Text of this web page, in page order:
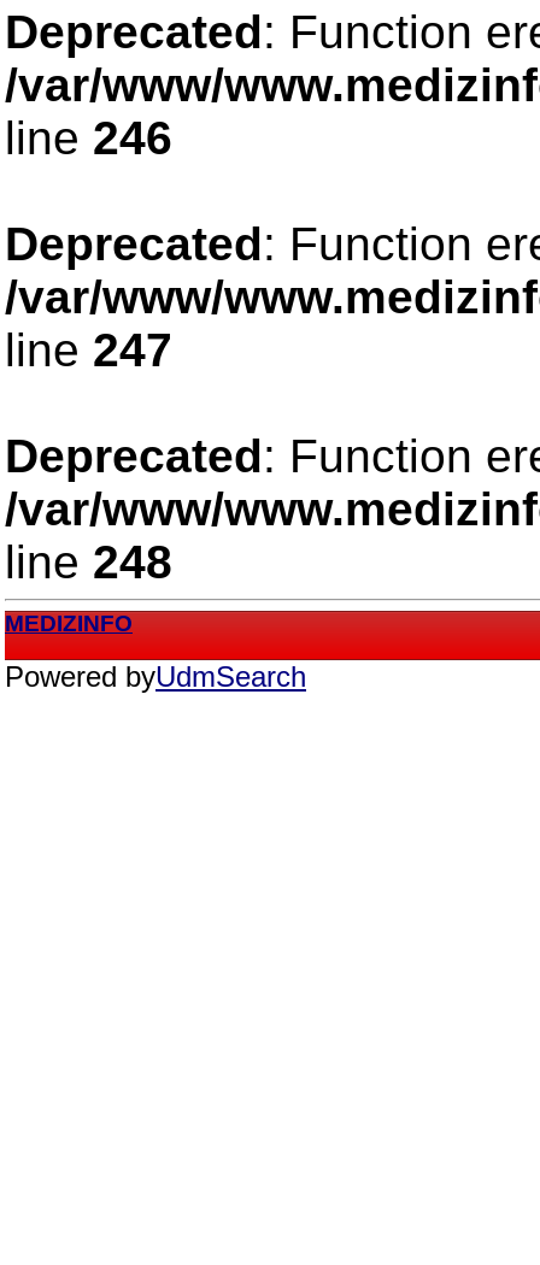
Deprecated: Function
/var/www/
line 246
Deprecated: Function
/var/www/
line 247
Deprecated: Function
/var/www/
line 248
MEDIZINFO
Powered byUdmSearch